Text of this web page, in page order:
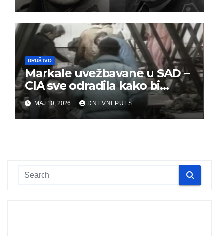
DRUŠTVO
Markale uvežbavane u SAD –
CIA sve odradila kako bi
optužili Srbe
MAJ 10, 2026 DNEVNI PULS